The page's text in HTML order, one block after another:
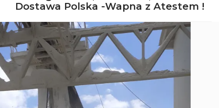
Dostawa Polska -Wapna z Atestem !
Poprzednia